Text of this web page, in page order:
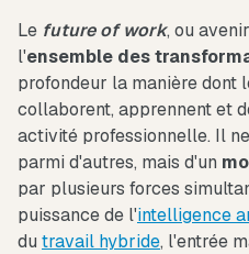
Le future of work, ou
l'ensemble des
profondeur la manière dont
collaborent, apprennent et
activité professionnelle. Il
parmi d'autres, mais d'un
par plusieurs forces
puissance de l'intelligence
du travail hybride, l'entrée